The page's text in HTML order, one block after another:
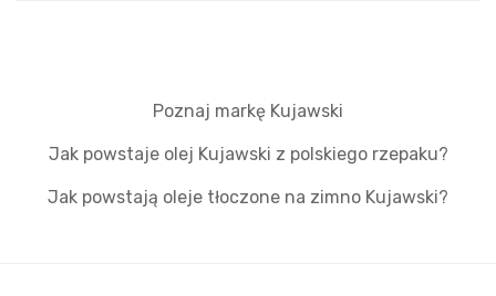
Poznaj markę Kujawski
Jak powstaje olej Kujawski z polskiego rzepaku?
Jak powstają oleje tłoczone na zimno Kujawski?